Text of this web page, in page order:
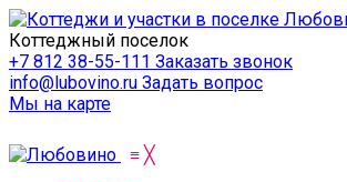
Коттеджный поселок
+7 812 38-55-111 Заказать звонок
info@lubovino.ru Задать вопрос
Мы на карте
≡ ╳